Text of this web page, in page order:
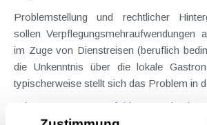
Problemstellung und rechtlicher Hintergrund
sollen Verpflegungsmehraufwendungen
im Zuge von Dienstreisen (beruflich
die Unkenntnis über die lokale
typischerweise stellt sich das Problem in
Langtext
empfehlen drucken